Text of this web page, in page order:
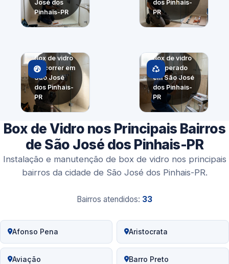
José dos
Pinhais-PR
dos Pinhais-
PR
Box de vidro
de correr em
São José
dos Pinhais-
PR
Box de vidro
temperado
em São José
dos Pinhais-
PR
Box de Vidro nos Principais Bairros
de São José dos Pinhais-PR
Instalação e manutenção de box de vidro nos principais
bairros da cidade de São José dos Pinhais-PR.
Bairros atendidos: 33
Afonso Pena Aristocrata
Aviação Barro Preto